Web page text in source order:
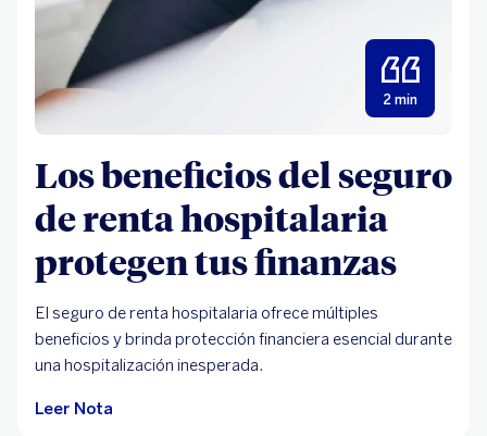
2 min
Los beneficios del seguro
de renta hospitalaria
protegen tus finanzas
El seguro de renta hospitalaria ofrece múltiples
beneficios y brinda protección financiera esencial durante
una hospitalización inesperada.
Leer Nota